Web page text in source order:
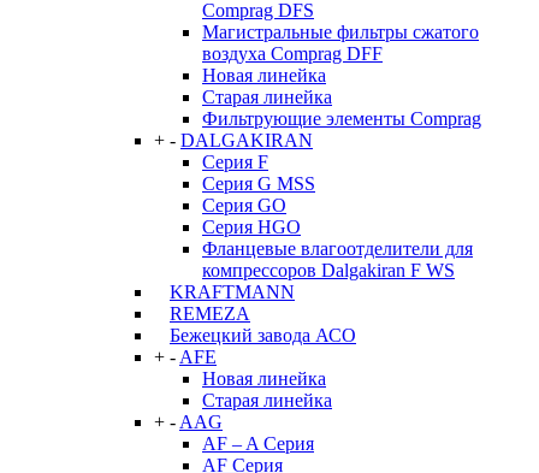
Comprag DFS
Магистральные фильтры сжатого
воздуха Comprag DFF
Новая линейка
Старая линейка
Фильтрующие элементы Comprag
+ - DALGAKIRAN
Серия F
Серия G MSS
Серия GO
Серия HGO
Фланцевые влагоотделители для
компрессоров Dalgakiran F WS
KRAFTMANN
REMEZA
Бежецкий завода АСО
+ - AFE
Новая линейка
Старая линейка
+ - AAG
AF – A Серия
AF Серия